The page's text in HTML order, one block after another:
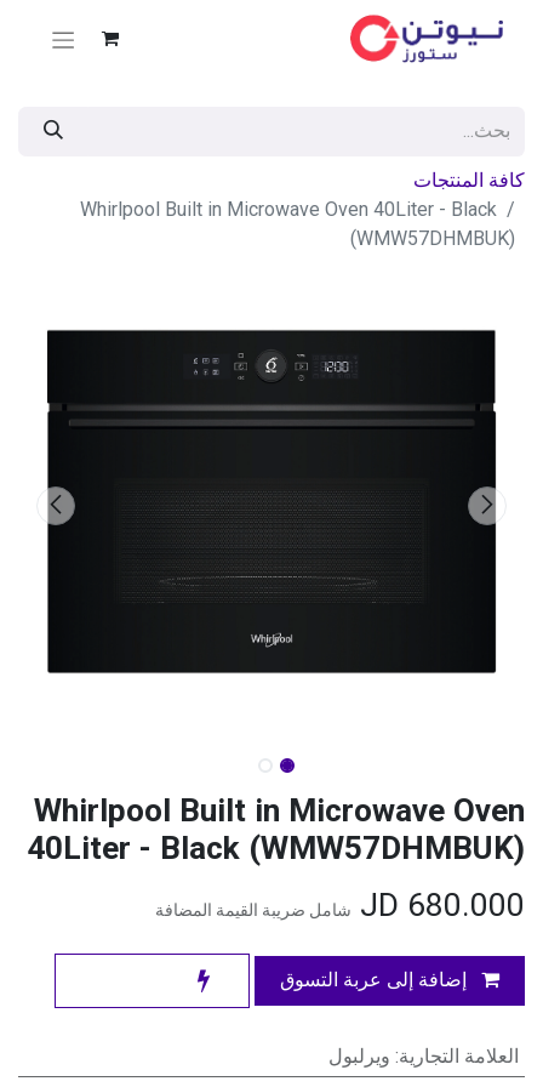
كافة المنتجات
Whirlpool Built in Microwave Oven 40Liter - Black
(WMW57DHMBUK)
Whirlpool Built in Microwave Oven
40Liter - Black (WMW57DHMBUK)
680.000
شامل ضريبة القيمة المضافة
إضافة إلى عربة التسوق
العلامة التجارية: ويرلبول